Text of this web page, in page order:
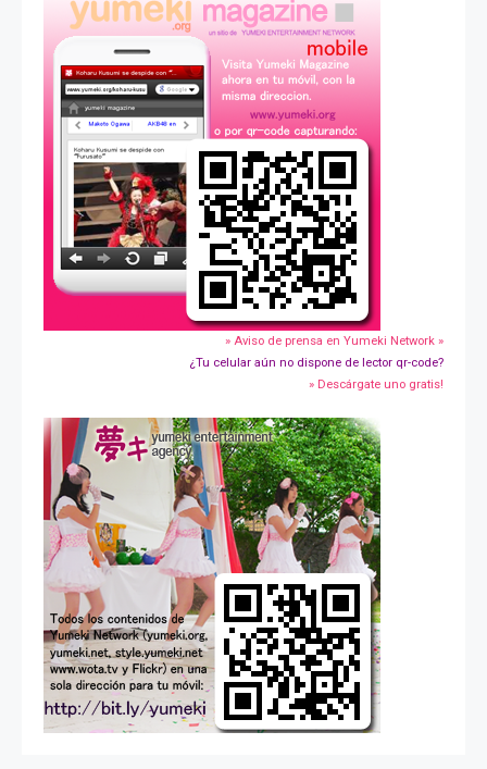
» Aviso de prensa en Yumeki Network »
¿Tu celular aún no dispone de lector qr-code?
» Descárgate uno gratis!